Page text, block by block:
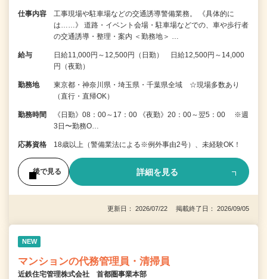
仕事内容
工事現場や駐車場などの交通誘導警備業務。 《具体的に
は……》 道路・イベント会場・駐車場などでの、車や歩行者
の交通誘導・整理・案内 ＜勤務地＞ …
給与
日給11,000円～12,500円（日勤） 日給12,500円～14,000
円（夜勤）
勤務地
東京都・神奈川県・埼玉県・千葉県全域 ☆現場多数あり
（直行・直帰OK）
勤務時間
《日勤》08：00～17：00 《夜勤》20：00～翌5：00 ※週
3日〜勤務O…
応募資格 18歳以上（警備業法による※例外事由2号）、未経験OK！
後で見る 詳細を見る
更新日： 2026/07/22 掲載終了日： 2026/09/05
NEW
マンションの代務管理員・清掃員
近鉄住宅管理株式会社 首都圏事業本部